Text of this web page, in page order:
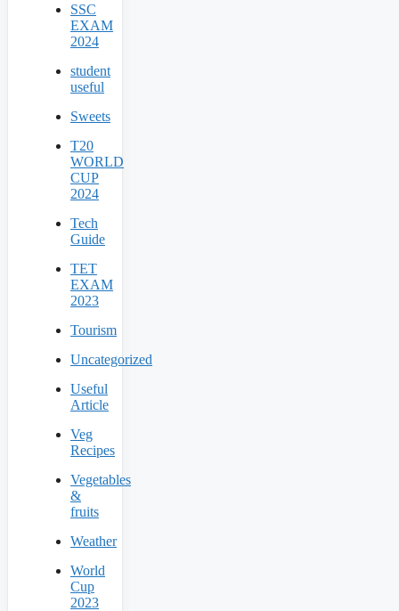
SSC
EXAM
2024
student
useful
Sweets
T20
WORLD
CUP
2024
Tech
Guide
TET
EXAM
2023
Tourism
Uncategorized
Useful
Article
Veg
Recipes
Vegetables
&
fruits
Weather
World
Cup
2023